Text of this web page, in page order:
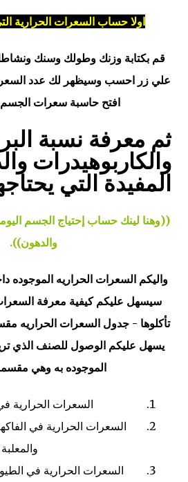
اولا حساب السعرات الحرارية
قم بكتابة وزنك وطولك وسنك
علي زر احسب وسيظهر لك عدد
افتح حاسبة سعرات
ثم معرفة نسبة
والكاربوهيدرات
المفيدة التي
((وهنا لينك حساب إحتياج الجسم
والدهون)).
واليكم السعرات الحراريه الموجوده
سيسهل عليكم كيفية معرفة
تأكلوها - جدول السعرات الحراريه
يسهل عليكم الوصول للصنف الذي
الموجوده به وهي مقسمه
السعرات الحرارية
السعرات الحرارية في
والمعلبة
السعرات الحرارية في الطيور